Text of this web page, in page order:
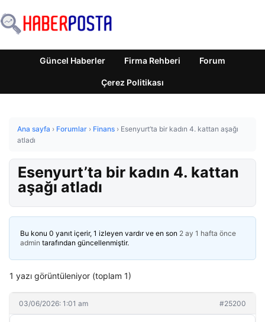
Güncel Haberler Firma Rehberi Forum
Çerez Politikası
Ana sayfa › Forumlar › Finans › Esenyurt’ta bir kadın 4. kattan aşağı
atladı
Esenyurt’ta bir kadın 4. kattan
aşağı atladı
Bu konu 0 yanıt içerir, 1 izleyen vardır ve en son 2 ay 1 hafta önce
admin tarafından güncellenmiştir.
1 yazı görüntüleniyor (toplam 1)
03/06/2026: 1:01 am #25200